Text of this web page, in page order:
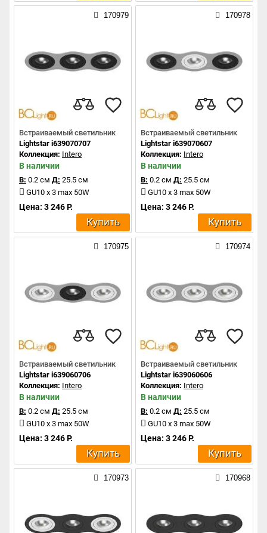
170979
Встраиваемый светильник
Lightstar i639070707
Коллекция: Intero
В наличии
В: 0.2 см Д: 25.5 см
GU10 x 3 max 50W
Цена: 3 246 Р.
Купить
170978
Встраиваемый светильник
Lightstar i639070607
Коллекция: Intero
В наличии
В: 0.2 см Д: 25.5 см
GU10 x 3 max 50W
Цена: 3 246 Р.
Купить
170975
Встраиваемый светильник
Lightstar i639060706
Коллекция: Intero
В наличии
В: 0.2 см Д: 25.5 см
GU10 x 3 max 50W
Цена: 3 246 Р.
Купить
170974
Встраиваемый светильник
Lightstar i639060606
Коллекция: Intero
В наличии
В: 0.2 см Д: 25.5 см
GU10 x 3 max 50W
Цена: 3 246 Р.
Купить
170973 170968